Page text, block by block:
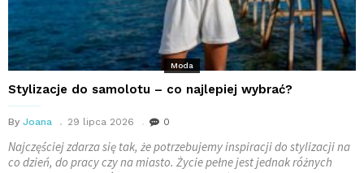
Moda
Stylizacje do samolotu – co najlepiej wybrać?
By Joana 29 lipca 2026 0
Najczęściej zdarza się tak, że potrzebujemy inspiracji do stylizacji na
co dzień, do pracy czy na miasto. Życie pełne jest jednak różnych